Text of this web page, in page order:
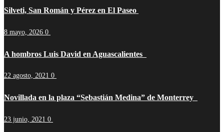
Silveti, San Román y Pérez en El Paseo
8 mayo, 2026 0
A hombros Luis David en Aguascalientes
22 agosto, 2021 0
Novillada en la plaza “Sebastián Medina” de Monterrey
23 junio, 2021 0